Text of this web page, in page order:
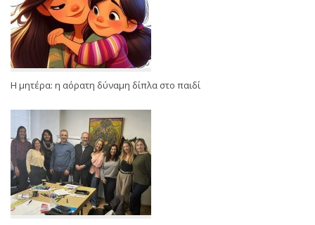
Η μητέρα: η αόρατη δύναμη δίπλα στο παιδί